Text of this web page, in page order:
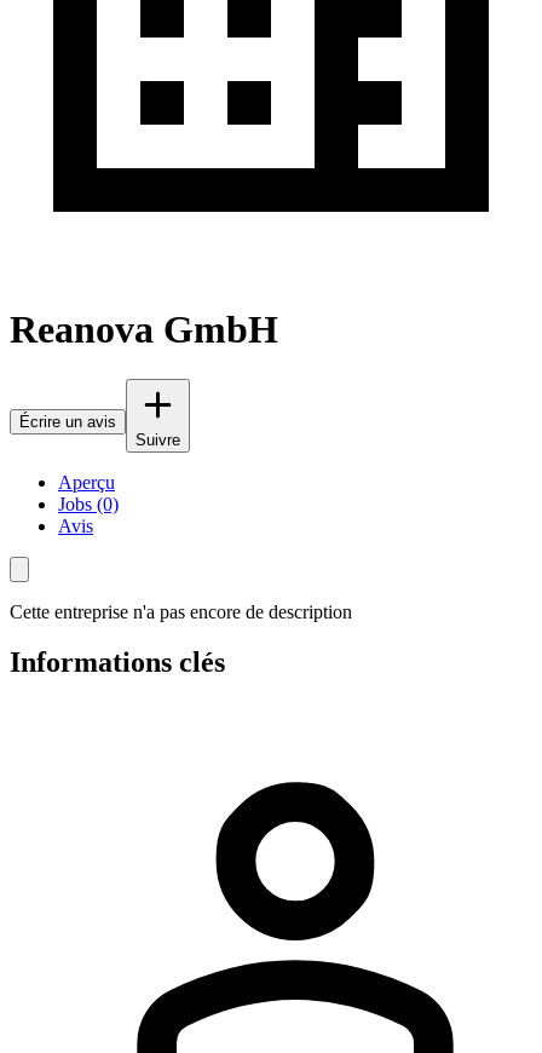
Reanova GmbH
Écrire un avis
Suivre
Aperçu
Jobs (0)
Avis
Cette entreprise n'a pas encore de description
Informations clés